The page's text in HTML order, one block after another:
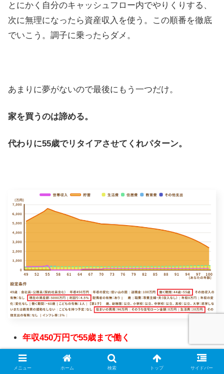
とにかく自分のキャッシュフロー内でやりくりする、
次に無理になったら資産収入を使う。この順番を徹底
でいこう。調子に乗ったらダメ。
あまりに夢がないので最後にもう一つだけ。
家を買うのは諦める。
代わりに55歳でリタイアさせてくれパターン。
年収450万円で55歳まで働く
退職金100万円
資産額5000万円（利確後すべてリスク資産金額）
メニュー ホーム 検索 トップ サイドバー